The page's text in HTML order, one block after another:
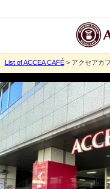
List of ACCEA CAFÉ> アクセアカ